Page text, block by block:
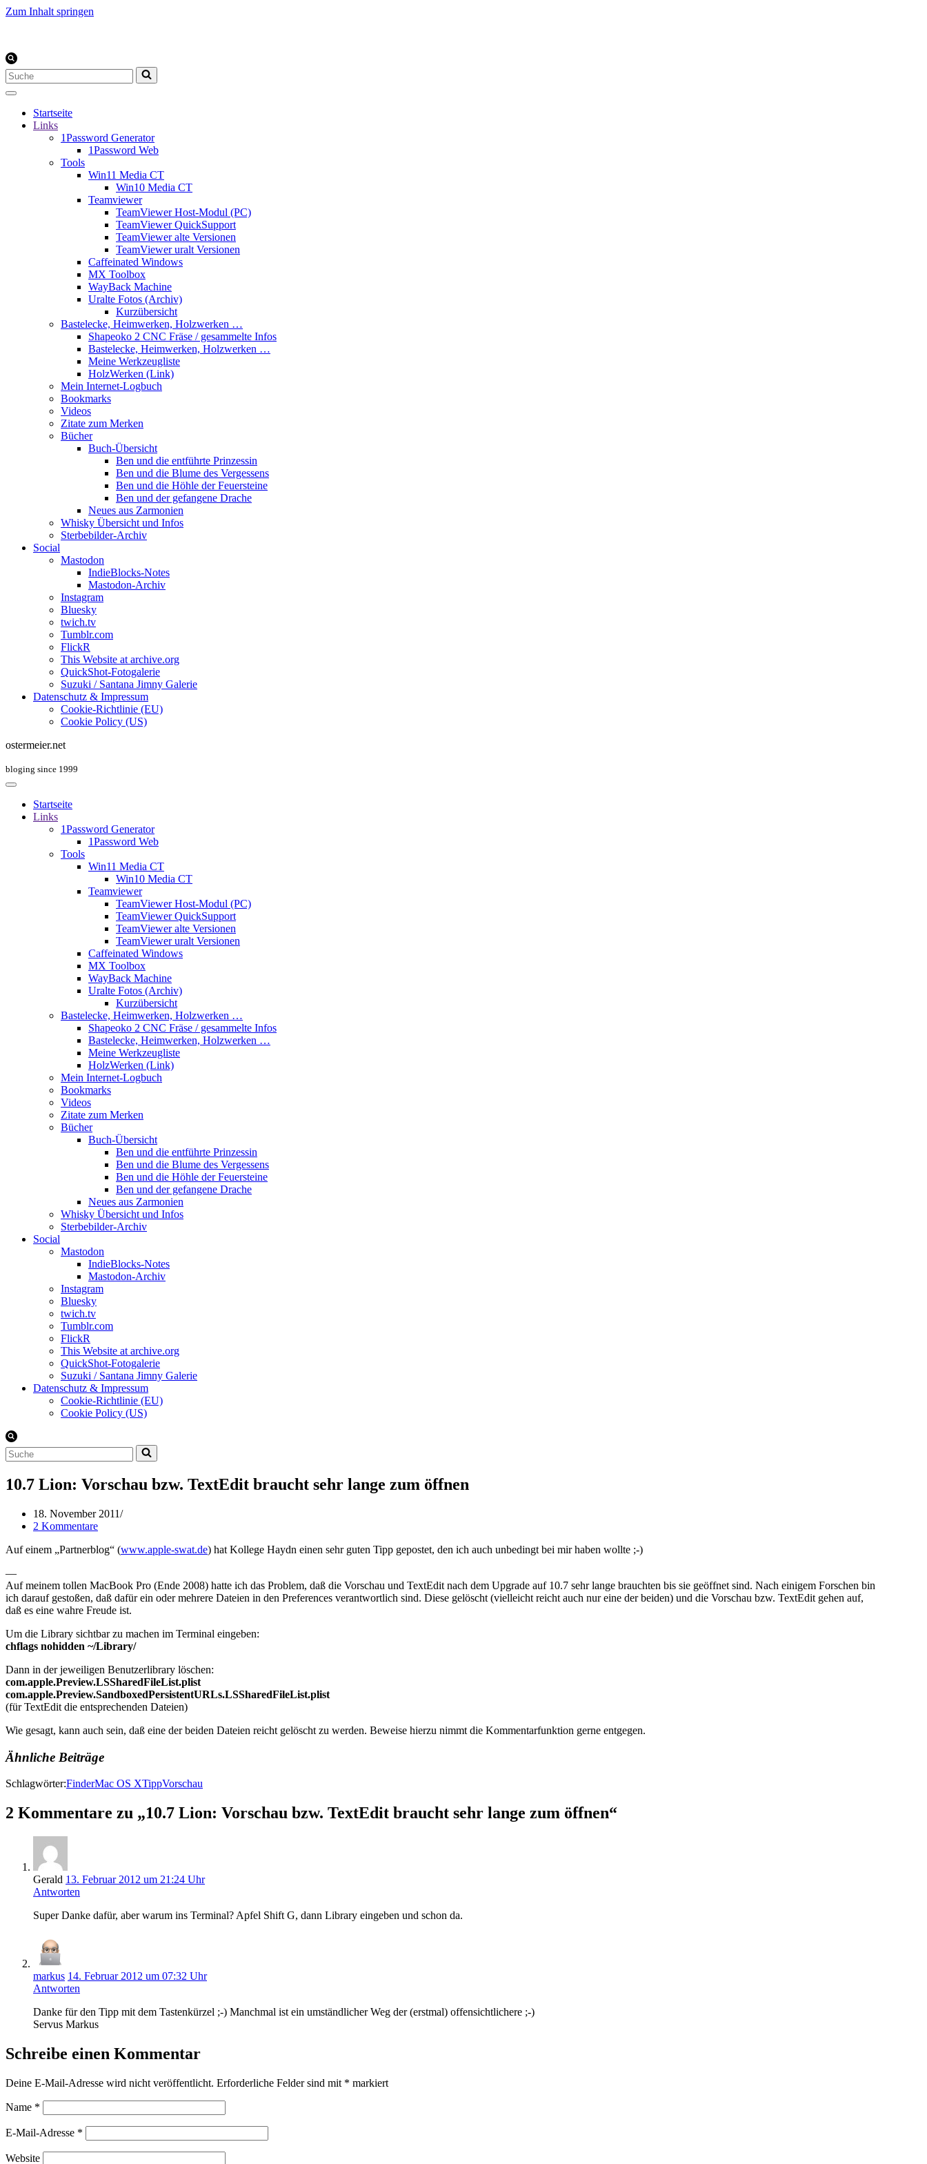
Zum Inhalt springen
Suchen
nach …
Startseite
Links
1Password Generator
1Password Web
Tools
Win11 Media CT
Win10 Media CT
Teamviewer
TeamViewer Host-Modul (PC)
TeamViewer QuickSupport
TeamViewer alte Versionen
TeamViewer uralt Versionen
Caffeinated Windows
MX Toolbox
WayBack Machine
Uralte Fotos (Archiv)
Kurzübersicht
Bastelecke, Heimwerken, Holzwerken …
Shapeoko 2 CNC Fräse / gesammelte Infos
Bastelecke, Heimwerken, Holzwerken …
Meine Werkzeugliste
HolzWerken (Link)
Mein Internet-Logbuch
Bookmarks
Videos
Zitate zum Merken
Bücher
Buch-Übersicht
Ben und die entführte Prinzessin
Ben und die Blume des Vergessens
Ben und die Höhle der Feuersteine
Ben und der gefangene Drache
Neues aus Zarmonien
Whisky Übersicht und Infos
Sterbebilder-Archiv
Social
Mastodon
IndieBlocks-Notes
Mastodon-Archiv
Instagram
Bluesky
twich.tv
Tumblr.com
FlickR
This Website at archive.org
QuickShot-Fotogalerie
Suzuki / Santana Jimny Galerie
Datenschutz & Impressum
Cookie-Richtlinie (EU)
Cookie Policy (US)
ostermeier.net
bloging since 1999
Startseite
Links
1Password Generator
1Password Web
Tools
Win11 Media CT
Win10 Media CT
Teamviewer
TeamViewer Host-Modul (PC)
TeamViewer QuickSupport
TeamViewer alte Versionen
TeamViewer uralt Versionen
Caffeinated Windows
MX Toolbox
WayBack Machine
Uralte Fotos (Archiv)
Kurzübersicht
Bastelecke, Heimwerken, Holzwerken …
Shapeoko 2 CNC Fräse / gesammelte Infos
Bastelecke, Heimwerken, Holzwerken …
Meine Werkzeugliste
HolzWerken (Link)
Mein Internet-Logbuch
Bookmarks
Videos
Zitate zum Merken
Bücher
Buch-Übersicht
Ben und die entführte Prinzessin
Ben und die Blume des Vergessens
Ben und die Höhle der Feuersteine
Ben und der gefangene Drache
Neues aus Zarmonien
Whisky Übersicht und Infos
Sterbebilder-Archiv
Social
Mastodon
IndieBlocks-Notes
Mastodon-Archiv
Instagram
Bluesky
twich.tv
Tumblr.com
FlickR
This Website at archive.org
QuickShot-Fotogalerie
Suzuki / Santana Jimny Galerie
Datenschutz & Impressum
Cookie-Richtlinie (EU)
Cookie Policy (US)
Suchen
nach …
10.7 Lion: Vorschau bzw. TextEdit braucht sehr lange zum öffnen
18. November 2011
2 Kommentare
Auf einem „Partnerblog“ (www.apple-swat.de) hat Kollege Haydn einen sehr guten Tipp gepostet, den ich auch unbedingt bei mir haben wollte ;-)
—
Auf meinem tollen MacBook Pro (Ende 2008) hatte ich das Problem, daß die Vorschau und TextEdit nach dem Upgrade auf 10.7 sehr lange brauchten bis sie geöffnet sind. Nach einigem Forschen bin
ich darauf gestoßen, daß dafür ein oder mehrere Dateien in den Preferences verantwortlich sind. Diese gelöscht (vielleicht reicht auch nur eine der beiden) und die Vorschau bzw. TextEdit gehen auf,
daß es eine wahre Freude ist.
Um die Library sichtbar zu machen im Terminal eingeben:
chflags nohidden ~/Library/
Dann in der jeweiligen Benutzerlibrary löschen:
com.apple.Preview.LSSharedFileList.plist
com.apple.Preview.SandboxedPersistentURLs.LSSharedFileList.plist
(für TextEdit die entsprechenden Dateien)
Wie gesagt, kann auch sein, daß eine der beiden Dateien reicht gelöscht zu werden. Beweise hierzu nimmt die Kommentarfunktion gerne entgegen.
Ähnliche Beiträge
Schlagwörter:FinderMac OS XTippVorschau
2 Kommentare zu „10.7 Lion: Vorschau bzw. TextEdit braucht sehr lange zum öffnen“
Gerald 13. Februar 2012 um 21:24 Uhr
Antworten
Super Danke dafür, aber warum ins Terminal? Apfel Shift G, dann Library eingeben und schon da.
markus 14. Februar 2012 um 07:32 Uhr
Antworten
Danke für den Tipp mit dem Tastenkürzel ;-) Manchmal ist ein umständlicher Weg der (erstmal) offensichtlichere ;-)
Servus Markus
Schreibe einen Kommentar
Deine E-Mail-Adresse wird nicht veröffentlicht. Erforderliche Felder sind mit * markiert
Name *
E-Mail-Adresse *
Website